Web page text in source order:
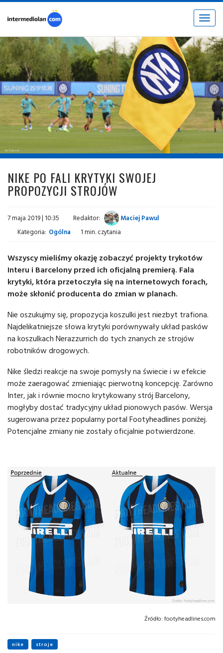
Toggle
fot. © inter.it
NIKE PO FALI KRYTYKI SWOJEJ
PROPOZYCJI STROJÓW
7 maja 2019 | 10:35 Redaktor:
Maciej Pawul
Kategoria: Ogólna 1 min. czytania
Wszyscy mieliśmy okazję zobaczyć projekty trykotów
Interu i Barcelony przed ich oficjalną premierą. Fala
krytyki, która przetoczyła się na internetowych forach,
może skłonić producenta do zmian w planach.
Nie oszukujmy się, propozycja koszulki jest niezbyt trafiona.
Najdelikatniejsze słowa krytyki porównywały układ pasków
na koszulkach Nerazzurrich do tych znanych ze strojów
robotników drogowych.
Nike śledzi reakcje na swoje pomysły na świecie i w efekcie
może zaeragować zmieniając pierwotną koncepcję. Zarówno
Inter, jak i równie mocno krytykowany strój Barcelony,
mogłyby dostać tradycyjny układ pionowych pasów. Wersja
sugerowana przez popularny portal Footyheadlines poniżej.
Potencjalne zmiany nie zostały oficjalnie potwierdzone.
Źródło: footyheadlines.com
nike stroje